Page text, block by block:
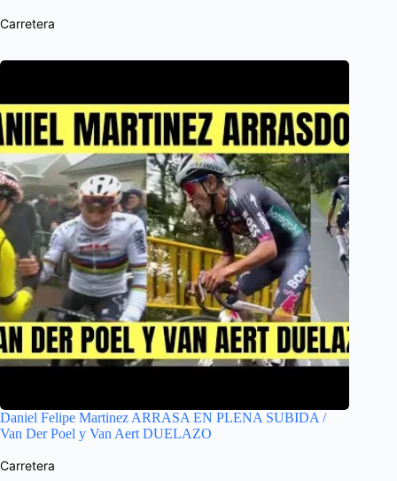
Carretera
Daniel Felipe Martinez ARRASA EN PLENA SUBIDA /
Van Der Poel y Van Aert DUELAZO
Carretera